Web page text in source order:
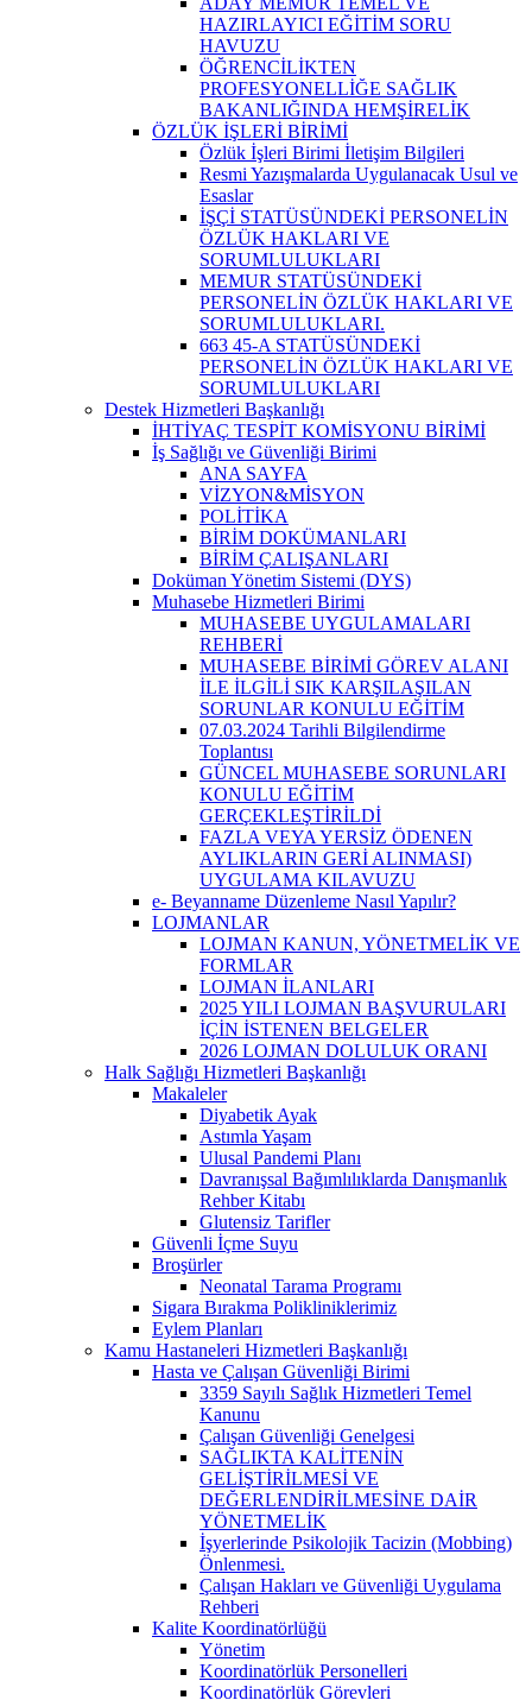
HAZIRLAYICI EĞİTİM SORU
HAVUZU
ÖĞRENCİLİKTEN
PROFESYONELLİĞE SAĞLIK
BAKANLIĞINDA HEMŞİRELİK
ÖZLÜK İŞLERİ BİRİMİ
Özlük İşleri Birimi İletişim Bilgileri
Resmi Yazışmalarda Uygulanacak Usul ve
Esaslar
İŞÇİ STATÜSÜNDEKİ PERSONELİN
ÖZLÜK HAKLARI VE
SORUMLULUKLARI
MEMUR STATÜSÜNDEKİ
PERSONELİN ÖZLÜK HAKLARI VE
SORUMLULUKLARI.
663 45-A STATÜSÜNDEKİ
PERSONELİN ÖZLÜK HAKLARI VE
SORUMLULUKLARI
Destek Hizmetleri Başkanlığı
İHTİYAÇ TESPİT KOMİSYONU BİRİMİ
İş Sağlığı ve Güvenliği Birimi
ANA SAYFA
VİZYON&MİSYON
POLİTİKA
BİRİM DOKÜMANLARI
BİRİM ÇALIŞANLARI
Doküman Yönetim Sistemi (DYS)
Muhasebe Hizmetleri Birimi
MUHASEBE UYGULAMALARI
REHBERİ
MUHASEBE BİRİMİ GÖREV ALANI
İLE İLGİLİ SIK KARŞILAŞILAN
SORUNLAR KONULU EĞİTİM
07.03.2024 Tarihli Bilgilendirme
Toplantısı
GÜNCEL MUHASEBE SORUNLARI
KONULU EĞİTİM
GERÇEKLEŞTİRİLDİ
FAZLA VEYA YERSİZ ÖDENEN
AYLIKLARIN GERİ ALINMASI)
UYGULAMA KILAVUZU
e- Beyanname Düzenleme Nasıl Yapılır?
LOJMANLAR
LOJMAN KANUN, YÖNETMELİK VE
FORMLAR
LOJMAN İLANLARI
2025 YILI LOJMAN BAŞVURULARI
İÇİN İSTENEN BELGELER
2026 LOJMAN DOLULUK ORANI
Halk Sağlığı Hizmetleri Başkanlığı
Makaleler
Diyabetik Ayak
Astımla Yaşam
Ulusal Pandemi Planı
Davranışsal Bağımlılıklarda Danışmanlık
Rehber Kitabı
Glutensiz Tarifler
Güvenli İçme Suyu
Broşürler
Neonatal Tarama Programı
Sigara Bırakma Polikliniklerimiz
Eylem Planları
Kamu Hastaneleri Hizmetleri Başkanlığı
Hasta ve Çalışan Güvenliği Birimi
3359 Sayılı Sağlık Hizmetleri Temel
Kanunu
Çalışan Güvenliği Genelgesi
SAĞLIKTA KALİTENİN
GELİŞTİRİLMESİ VE
DEĞERLENDİRİLMESİNE DAİR
YÖNETMELİK
İşyerlerinde Psikolojik Tacizin (Mobbing)
Önlenmesi.
Çalışan Hakları ve Güvenliği Uygulama
Rehberi
Kalite Koordinatörlüğü
Yönetim
Koordinatörlük Personelleri
Koordinatörlük Görevleri